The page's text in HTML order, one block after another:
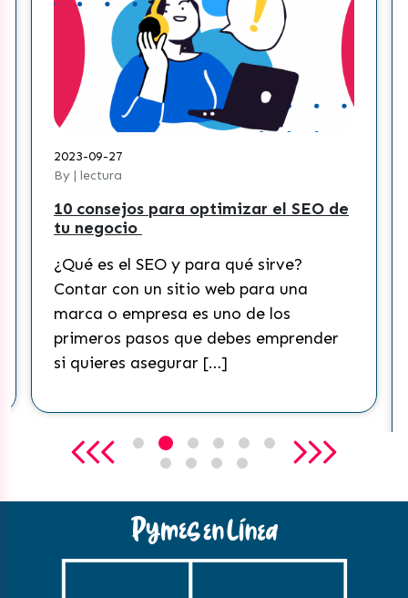
2023-09-27
By | lectura
10 consejos para optimizar el SEO de
tu negocio
¿Qué es el SEO y para qué sirve?
Contar con un sitio web para una
marca o empresa es uno de los
primeros pasos que debes emprender
si quieres asegurar […]